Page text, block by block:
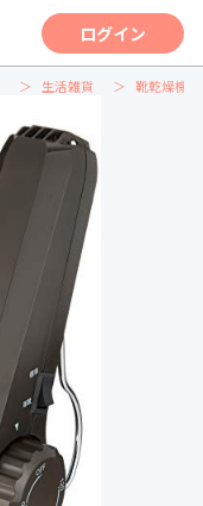
ログイン
生活雑貨 靴乾燥機